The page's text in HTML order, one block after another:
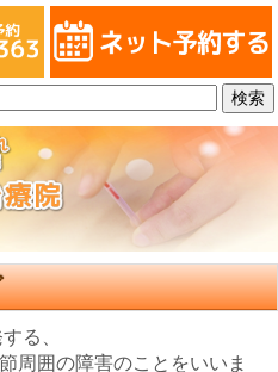
る、
周囲の障害のことをいいま